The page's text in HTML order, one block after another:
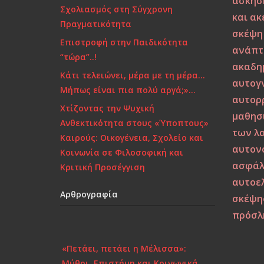
Σχολιασμός στη Σύγχρονη
Πραγματικότητα
Επιστροφή στην Παιδικότητα
“τώρα”..!
Κάτι τελειώνει, μέρα με τη μέρα…
Μήπως είναι πια πολύ αργά;»…
Χτίζοντας την Ψυχική
Ανθεκτικότητα στους «Ύποπτους»
Καιρούς: Οικογένεια, Σχολείο και
Κοινωνία σε Φιλοσοφική και
Κριτική Προσέγγιση
Αρθρογραφία
«Πετάει, πετάει η Μέλισσα»:
Μύθοι, Επιστήμη και Κοινωνικά
και
σκέψη
των